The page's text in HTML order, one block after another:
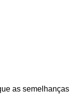
as semelhanças